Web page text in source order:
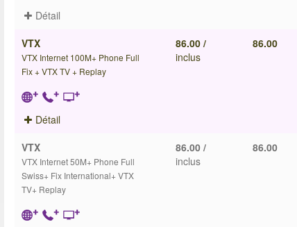
Détail
VTX
VTX Internet 100M+ Phone Full
Fix + VTX TV + Replay
86.00 /
inclus
86.00
Détail
VTX
VTX Internet 50M+ Phone Full
Swiss+ Fix International+ VTX
TV+ Replay
86.00 /
inclus
86.00